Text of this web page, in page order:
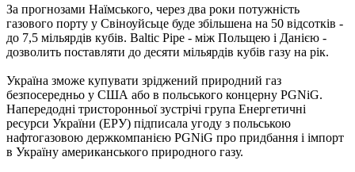
За прогнозами Наїмського, через два роки потужність
газового порту у Свіноуйсьце буде збільшена на 50 відсотків -
до 7,5 мільярдів кубів. Baltic Pipe - між Польщею і Данією -
дозволить поставляти до десяти мільярдів кубів газу на рік.
Україна зможе купувати зріджений природний газ
безпосередньо у США або в польського концерну PGNiG.
Напередодні тристоронньої зустрічі група Енергетичні
ресурси України (ЕРУ) підписала угоду з польською
нафтогазовою держкомпанією PGNiG про придбання і імпорт
в Україну американського природного газу.